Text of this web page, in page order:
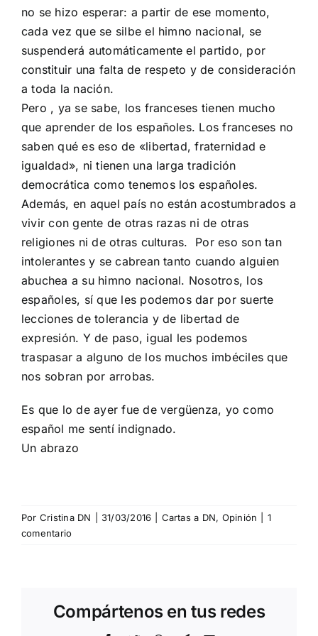
no se hizo esperar: a partir de ese momento,
cada vez que se silbe el himno nacional, se
suspenderá automáticamente el partido, por
constituir una falta de respeto y de consideración
a toda la nación.
Pero , ya se sabe, los franceses tienen mucho
que aprender de los españoles. Los franceses no
saben qué es eso de «libertad, fraternidad e
igualdad», ni tienen una larga tradición
democrática como tenemos los españoles.
Además, en aquel país no están acostumbrados a
vivir con gente de otras razas ni de otras
religiones ni de otras culturas. Por eso son tan
intolerantes y se cabrean tanto cuando alguien
abuchea a su himno nacional. Nosotros, los
españoles, sí que les podemos dar por suerte
lecciones de tolerancia y de libertad de
expresión. Y de paso, igual les podemos
traspasar a alguno de los muchos imbéciles que
nos sobran por arrobas.
Es que lo de ayer fue de vergüenza, yo como
español me sentí indignado.
Un abrazo
Por Cristina DN 31/03/2016 Cartas a DN, Opinión
1
comentario
Compártenos en tus redes